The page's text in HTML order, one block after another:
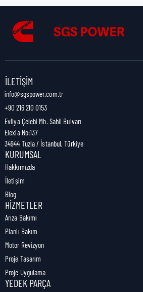
Nakliye Uzunluğu:
Nakliye Ağırlığı:
İLETIŞIM
info@sgspower.com.tr
+90 216 210 0153
Evliya Çelebi Mh. Sahil Bulvarı
Elexia No:137
34944 Tuzla / İstanbul, Türkiye
KURUMSAL
Hakkımızda
İletişim
Blog
HIZMETLER
Arıza Bakımı
Planlı Bakım
Motor Revizyon
Proje Tasarım
Proje Uygulama
YEDEK PARÇA